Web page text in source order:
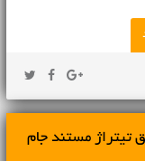
تیتراژ مستند جام